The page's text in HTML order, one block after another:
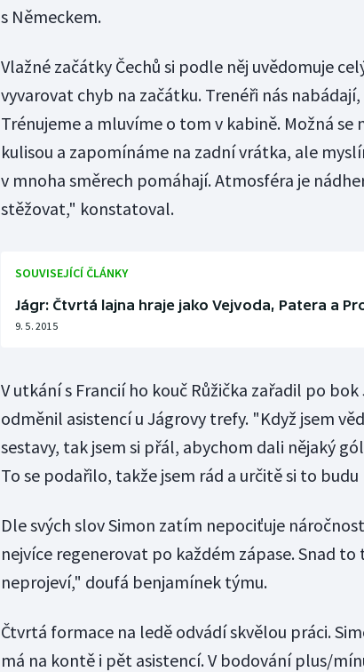
s Německem.
Vlažné začátky Čechů si podle něj uvědomuje
vyvarovat chyb na začátku. Trenéři nás
Trénujeme a mluvíme o tom v kabině. Možná
kulisou a zapomínáme na zadní vrátka, ale
v mnoha směrech pomáhají. Atmosféra je
stěžovat," konstatoval.
SOUVISEJÍCÍ ČLÁNKY
Jágr: Čtvrtá lajna hraje jako Vejvoda, Patera a
9. 5. 2015
V utkání s Francií ho kouč Růžička zařadil po
odměnil asistencí u Jágrovy trefy. "Když jsem
sestavy, tak jsem si přál, abychom dali nějaký
To se podařilo, takže jsem rád a určitě si to
Dle svých slov Simon zatím nepociťuje
nejvíce regenerovat po každém zápase. Snad to
neprojeví," doufá benjamínek týmu.
Čtvrtá formace na ledě odvádí skvělou práci.
má na kontě i pět asistencí. V bodování plus/